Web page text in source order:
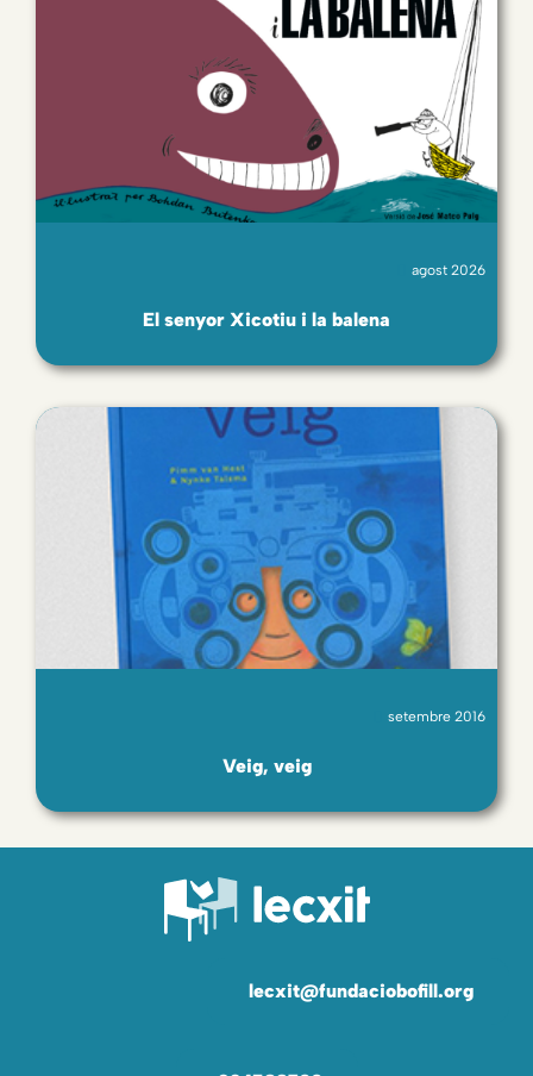
agost 2026
El senyor Xicotiu i la balena
setembre 2016
Veig, veig
lecxit@fundaciobofill.org